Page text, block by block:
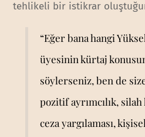
tehlikeli bir istikrar
“Eğer bana hangi
üyesinin kürtaj
söylerseniz, ben de
pozitif ayrımcılık,
ceza yargılaması,